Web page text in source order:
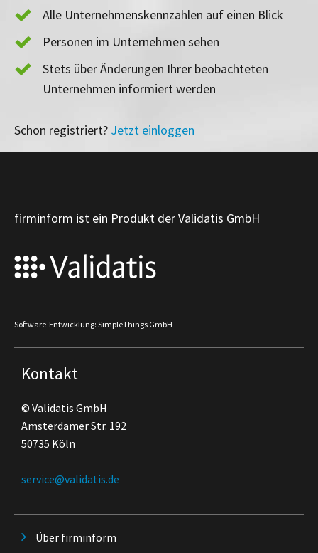
Alle Unternehmenskennzahlen auf einen Blick
Personen im Unternehmen sehen
Stets über Änderungen Ihrer beobachteten
Unternehmen informiert werden
Schon registriert? Jetzt einloggen
firminform ist ein Produkt der Validatis GmbH
Software-Entwicklung: SimpleThings GmbH
Kontakt
© Validatis GmbH
Amsterdamer Str. 192
50735 Köln
service@validatis.de
Über firminform